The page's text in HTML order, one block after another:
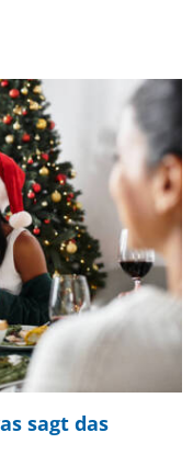
sagt das